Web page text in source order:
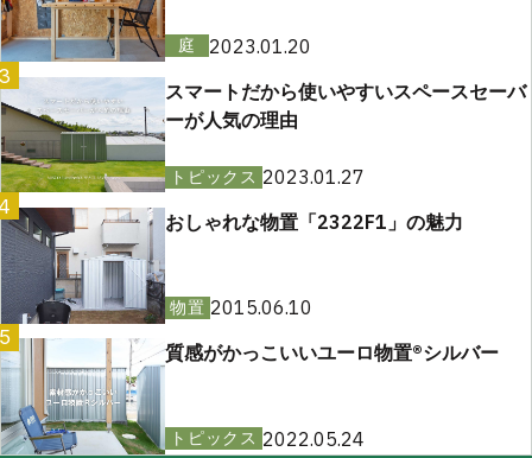
庭
2023.01.20
スマートだから使いやすいスペースセーバ
ーが人気の理由
トピックス 2023.01.27
おしゃれな物置「2322F1」の魅力
物置 2015.06.10
質感がかっこいいユーロ物置®︎シルバー
トピックス 2022.05.24